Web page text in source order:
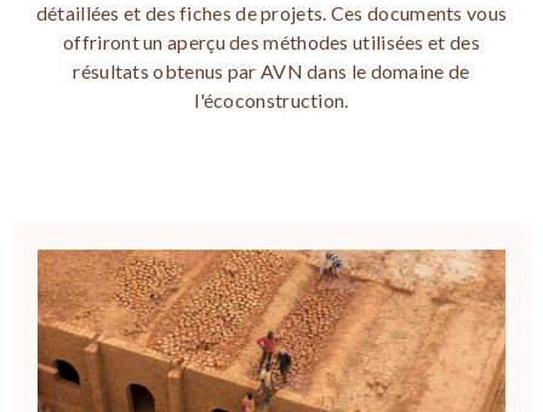
détaillées et des fiches de projets. Ces documents vous
offriront un aperçu des méthodes utilisées et des
résultats obtenus par AVN dans le domaine de
l'écoconstruction.